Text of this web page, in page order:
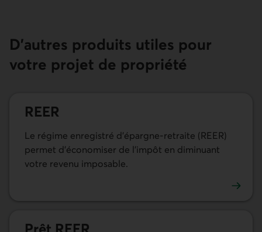
D’autres produits utiles pour
votre projet de propriété
REER
Le régime enregistré d’épargne-retraite (REER)
permet d’économiser de l’impôt en diminuant
votre revenu imposable.